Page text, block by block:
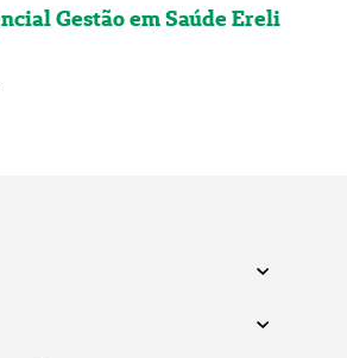
Gestão em Saúde Ereli